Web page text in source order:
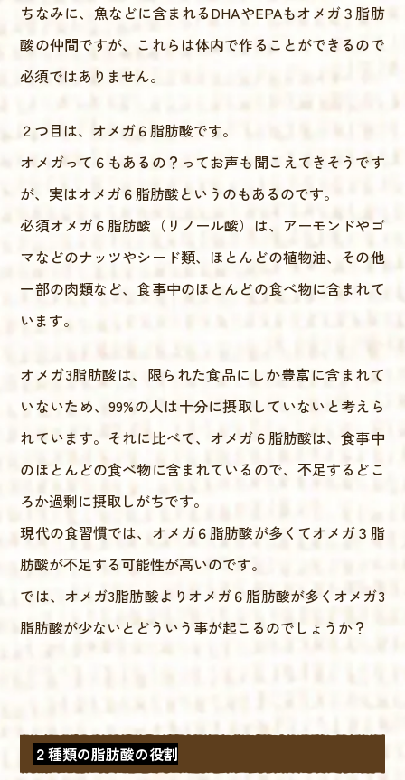
ちなみに、魚などに含まれるDHAやEPAもオメガ３脂肪
酸の仲間ですが、これらは体内で作ることができるので
必須ではありません。
２つ目は、オメガ６脂肪酸です。
オメガって６もあるの？ってお声も聞こえてきそうです
が、実はオメガ６脂肪酸というのもあるのです。
必須オメガ６脂肪酸（リノール酸）は、アーモンドやゴ
マなどのナッツやシード類、ほとんどの植物油、その他
一部の肉類など、食事中のほとんどの食べ物に含まれて
います。
オメガ3脂肪酸は、限られた食品にしか豊富に含まれて
いないため、99%の人は十分に摂取していないと考えら
れています。それに比べて、オメガ６脂肪酸は、食事中
のほとんどの食べ物に含まれているので、不足するどこ
ろか過剰に摂取しがちです。
現代の食習慣では、オメガ６脂肪酸が多くてオメガ３脂
肪酸が不足する可能性が高いのです。
では、オメガ3脂肪酸よりオメガ６脂肪酸が多くオメガ3
脂肪酸が少ないとどういう事が起こるのでしょうか？
２種類の脂肪酸の役割